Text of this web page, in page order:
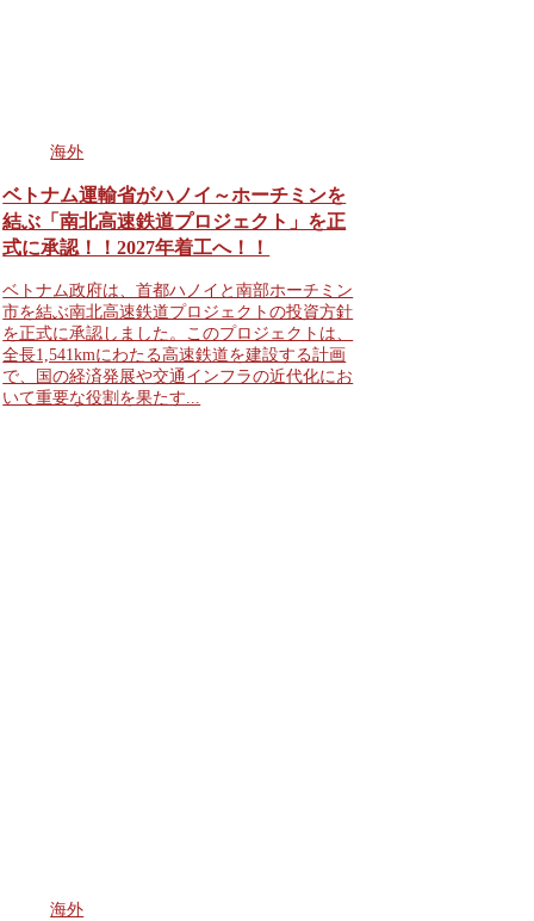
海外
ベトナム運輸省がハノイ～ホーチミンを
結ぶ「南北高速鉄道プロジェクト」を正
式に承認！！2027年着工へ！！
ベトナム政府は、首都ハノイと南部ホーチミン
市を結ぶ南北高速鉄道プロジェクトの投資方針
を正式に承認しました。このプロジェクトは、
全長1,541kmにわたる高速鉄道を建設する計画
で、国の経済発展や交通インフラの近代化にお
いて重要な役割を果たす...
海外